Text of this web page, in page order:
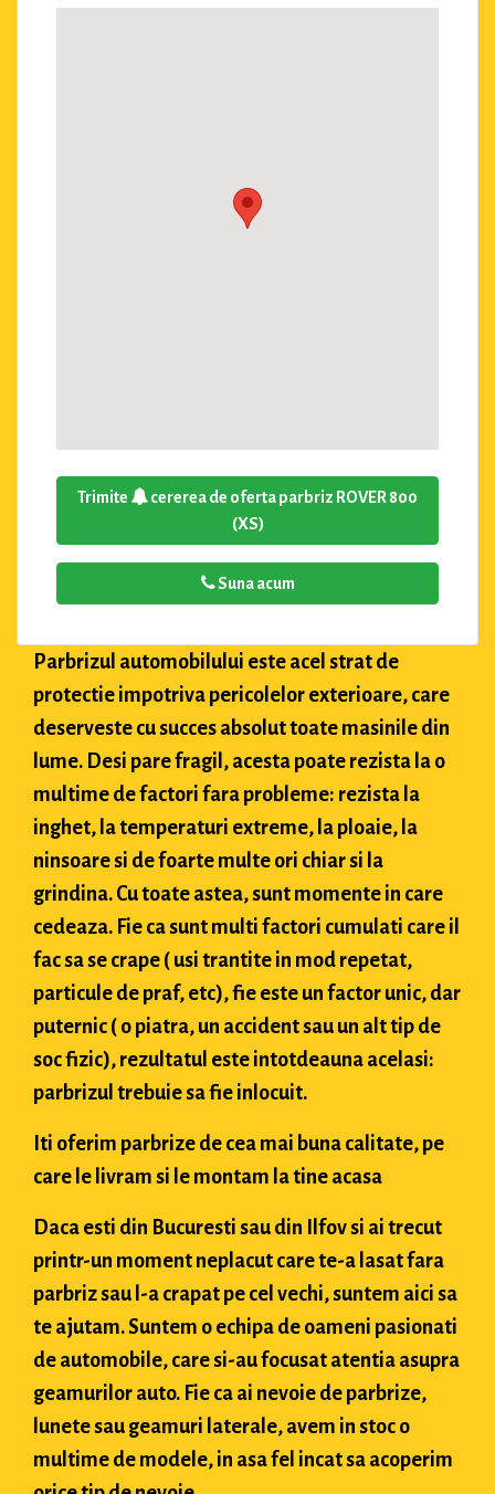
Trimite
cererea de oferta parbriz ROVER 800
(XS)
Suna acum
Parbrizul automobilului este acel strat de
protectie impotriva pericolelor exterioare, care
deserveste cu succes absolut toate masinile din
lume. Desi pare fragil, acesta poate rezista la o
multime de factori fara probleme: rezista la
inghet, la temperaturi extreme, la ploaie, la
ninsoare si de foarte multe ori chiar si la
grindina. Cu toate astea, sunt momente in care
cedeaza. Fie ca sunt multi factori cumulati care il
fac sa se crape ( usi trantite in mod repetat,
particule de praf, etc), fie este un factor unic, dar
puternic ( o piatra, un accident sau un alt tip de
soc fizic), rezultatul este intotdeauna acelasi:
parbrizul trebuie sa fie inlocuit.
Iti oferim parbrize de cea mai buna calitate, pe
care le livram si le montam la tine acasa
Daca esti din Bucuresti sau din Ilfov si ai trecut
printr-un moment neplacut care te-a lasat fara
parbriz sau l-a crapat pe cel vechi, suntem aici sa
te ajutam. Suntem o echipa de oameni pasionati
de automobile, care si-au focusat atentia asupra
geamurilor auto. Fie ca ai nevoie de parbrize,
lunete sau geamuri laterale, avem in stoc o
multime de modele, in asa fel incat sa acoperim